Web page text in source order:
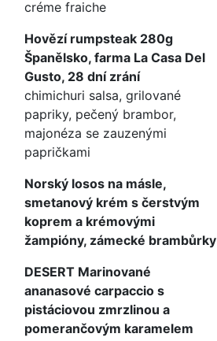
créme fraiche
Hovězí rumpsteak 280g
Španělsko, farma La Casa Del
Gusto, 28 dní zrání
chimichuri salsa, grilované
papriky, pečený brambor,
majonéza se zauzenými
papričkami
Norský losos na másle,
smetanový krém s čerstvým
koprem a krémovými
žampióny, zámecké brambůrky
DESERT Marinované
ananasové carpaccio s
pistáciovou zmrzlinou a
pomerančovým karamelem